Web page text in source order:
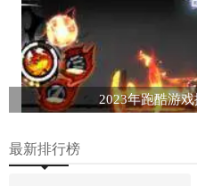
2023年跑酷游
最新排行榜